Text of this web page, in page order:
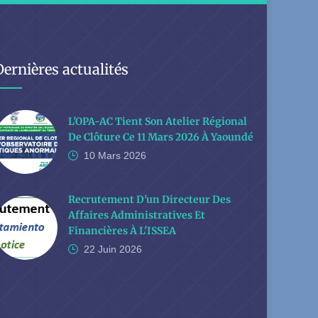
actualités
L'OPA-AC Tient Son Atelier Régional
De Clôture Ce 11 Mars 2026 À Yaoundé
10 Mars 2026
Recrutement D'un Directeur Des
Affaires Administratives Et
Financières À L'ISSEA
22 Juin 2026